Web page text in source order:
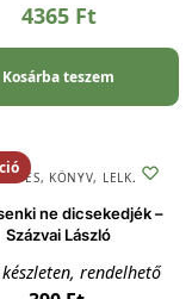
4365 Ft
Kosárba teszem
, KÖNYV, LELKISÉG
ne dicsekedjék –
Százvai László
rendelhető